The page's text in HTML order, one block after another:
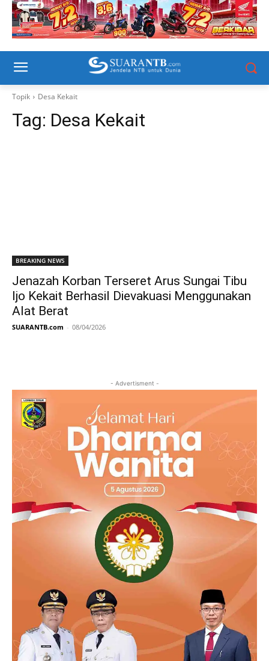
Topik Desa Kekait
Tag: Desa Kekait
BREAKING NEWS
Jenazah Korban Terseret Arus Sungai Tibu
Ijo Kekait Berhasil Dievakuasi Menggunakan
Alat Berat
SUARANTB.com - 08/04/2026
- Advertisment -